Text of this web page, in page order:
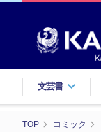
文芸書
TOP コミック